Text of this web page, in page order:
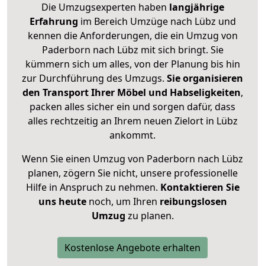
Die Umzugsexperten haben langjährige
Erfahrung im Bereich Umzüge nach Lübz und
kennen die Anforderungen, die ein Umzug von
Paderborn nach Lübz mit sich bringt. Sie
kümmern sich um alles, von der Planung bis hin
zur Durchführung des Umzugs. Sie organisieren
den Transport Ihrer Möbel und Habseligkeiten,
packen alles sicher ein und sorgen dafür, dass
alles rechtzeitig an Ihrem neuen Zielort in Lübz
ankommt.
Wenn Sie einen Umzug von Paderborn nach Lübz
planen, zögern Sie nicht, unsere professionelle
Hilfe in Anspruch zu nehmen. Kontaktieren Sie
uns heutenoch, um Ihren reibungslosen
Umzug zu planen.
Kostenlose Angebote erhalten